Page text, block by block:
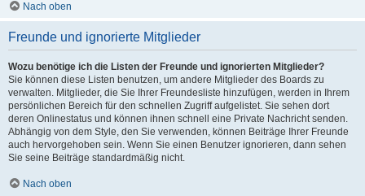
Nach oben
Freunde und ignorierte Mitglieder
Wozu benötige ich die Listen der Freunde und ignorierten Mitglieder?
Sie können diese Listen benutzen, um andere Mitglieder des Boards zu
verwalten. Mitglieder, die Sie Ihrer Freundesliste hinzufügen, werden in Ihrem
persönlichen Bereich für den schnellen Zugriff aufgelistet. Sie sehen dort
deren Onlinestatus und können ihnen schnell eine Private Nachricht senden.
Abhängig von dem Style, den Sie verwenden, können Beiträge Ihrer Freunde
auch hervorgehoben sein. Wenn Sie einen Benutzer ignorieren, dann sehen
Sie seine Beiträge standardmäßig nicht.
Nach oben